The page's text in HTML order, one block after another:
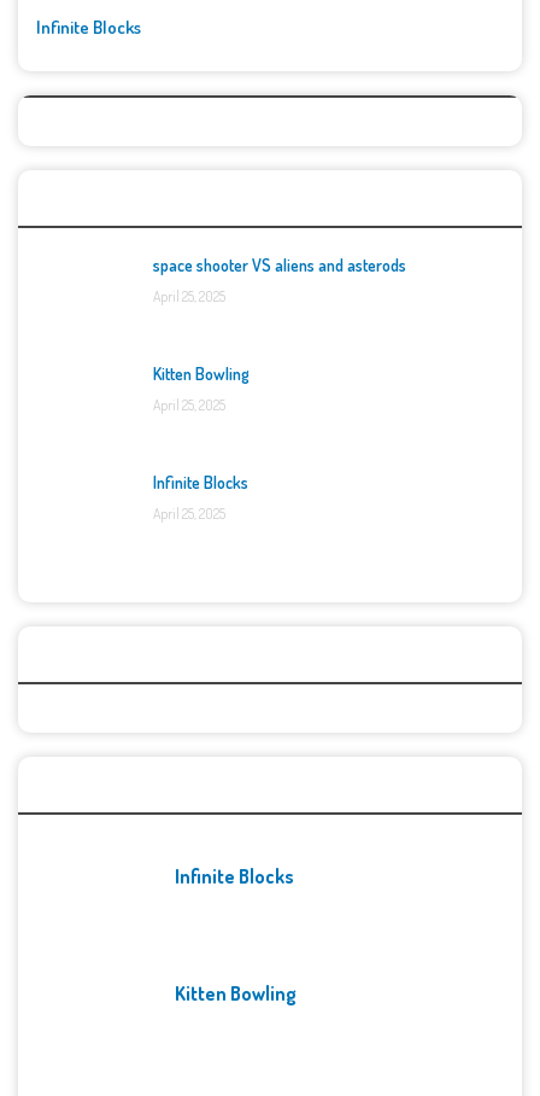
Infinite Blocks
space shooter VS aliens and asterods
April 25, 2025
Kitten Bowling
April 25, 2025
Infinite Blocks
April 25, 2025
Infinite Blocks
Kitten Bowling